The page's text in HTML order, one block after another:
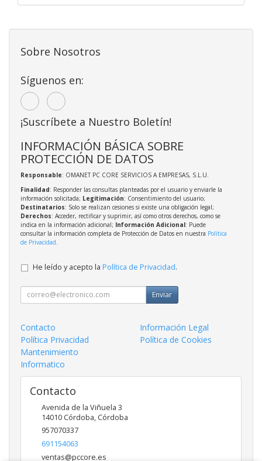
Sobre Nosotros
Síguenos en:
¡Suscríbete a Nuestro Boletín!
INFORMACIÓN BÁSICA SOBRE
PROTECCIÓN DE DATOS
Responsable: OMANET PC CORE SERVICIOS A EMPRESAS, S.L.U.
Finalidad: Responder las consultas planteadas por el usuario y enviarle la
información solicitada; Legitimación: Consentimiento del usuario;
Destinatarios: Solo se realizan cesiones si existe una obligación legal;
Derechos: Acceder, rectificar y suprimir, así como otros derechos, como se
indica en la información adicional; Información Adicional: Puede
consultar la información completa de Protección de Datos en nuestra Política
de Privacidad
He leído y acepto la Política de Privacidad.
Enviar
Contacto
Información Legal
Política Privacidad
Política de Cookies
Mantenimiento
Informatico
Contacto
Avenida de la Viñuela 3
14010 Córdoba, Córdoba
957070337
691154063
ventas@pccore.es